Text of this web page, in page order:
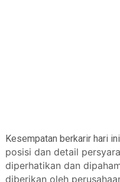
Kesempatan berkarir hari
posisi dan detail
diperhatikan dan
diberikan oleh